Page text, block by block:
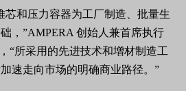
芯和压力容器为工厂制造、批量生
，”AMPERA 创始人兼首席执行
“所采用的先进技术和增材制造工
速走向市场的明确商业路径。”